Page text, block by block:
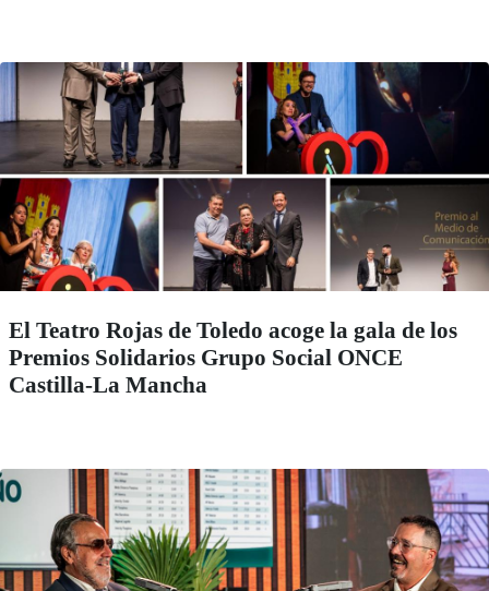
El Teatro Rojas de Toledo acoge la gala de los
Premios Solidarios Grupo Social ONCE
Castilla-La Mancha